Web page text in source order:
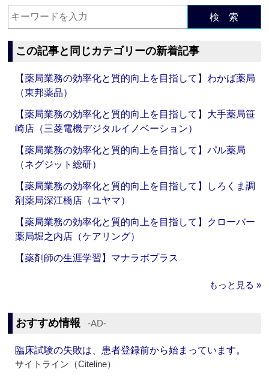
検 索
この記事と同じカテゴリーの新着記事
【薬局業務の効率化と質的向上を目指して】わかば薬局
（東邦薬品）
【薬局業務の効率化と質的向上を目指して】大手薬局笹
崎店（三菱電機デジタルイノベーション）
【薬局業務の効率化と質的向上を目指して】パル薬局
（ネグジット総研）
【薬局業務の効率化と質的向上を目指して】しろくま調
剤薬局深江橋店（ユヤマ）
【薬局業務の効率化と質的向上を目指して】クローバー
薬局堀之内店（ケアリング）
【薬剤師の生涯学習】マナラボプラス
もっと見る »
おすすめ情報 ‐AD‐
臨床試験の失敗は、患者登録前から始まっています。
サイトライン（Citeline）